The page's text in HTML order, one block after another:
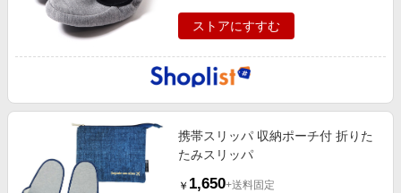
ストアにすすむ
携帯スリッパ 収納ポーチ付 折りた
たみスリッパ
￥ 1,650+送料固定